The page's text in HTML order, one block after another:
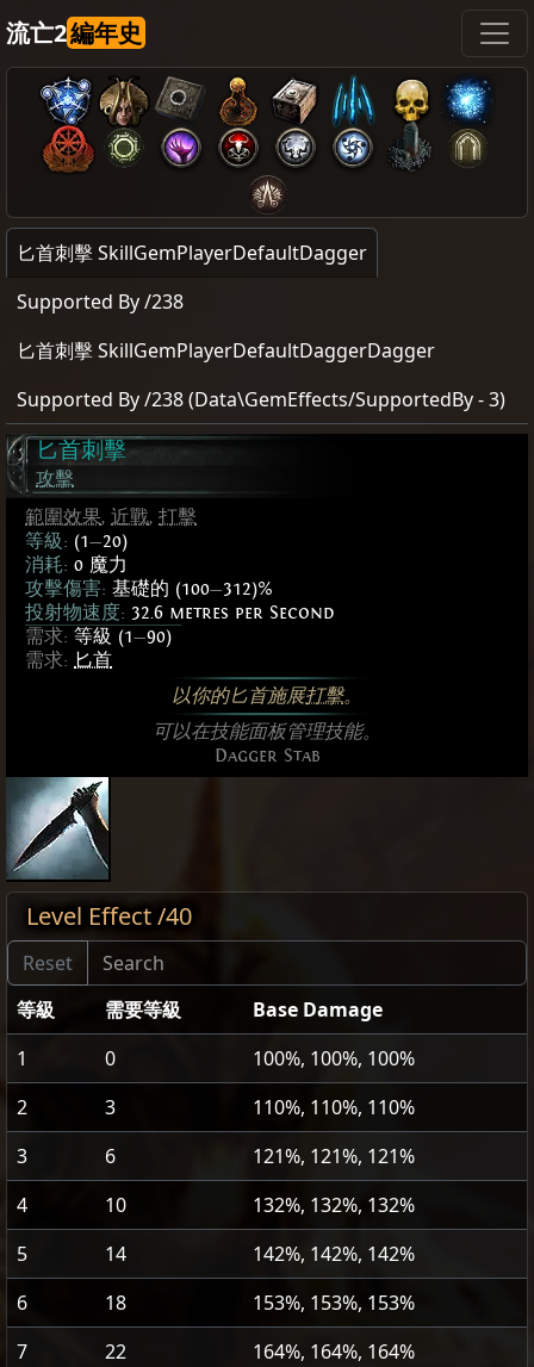
流亡2編年史
匕首刺擊 SkillGemPlayerDefaultDagger
Supported By /238
匕首刺擊 SkillGemPlayerDefaultDaggerDagger
Supported By /238 (Data\GemEffects/SupportedBy - 3)
匕首刺擊
攻擊
範圍效果, 近戰, 打擊
等級: (1—20)
消耗: 0 魔力
攻擊傷害: 基礎的 (100—312)%
投射物速度: 32.6 metres per Second
需求: 等級 (1—90)
需求: 匕首
以你的匕首施展打擊。
可以在技能面板管理技能。
Dagger Stab
Level Effect /40
等級 需要等級
Base Damage
1
0
100%, 100%, 100%
2
3
110%, 110%, 110%
3
6
121%, 121%, 121%
4
10
132%, 132%, 132%
5
14
142%, 142%, 142%
6
18
153%, 153%, 153%
7
22
164%, 164%, 164%